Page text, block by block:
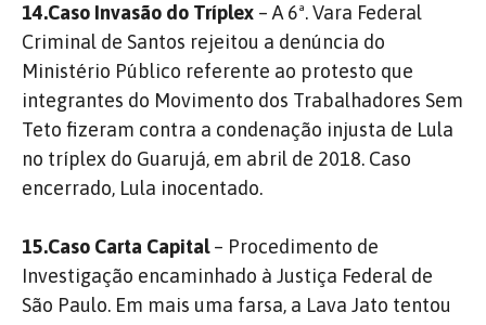
14.Caso Invasão do Tríplex – A 6ª. Vara Federal
Criminal de Santos rejeitou a denúncia do
Ministério Público referente ao protesto que
integrantes do Movimento dos Trabalhadores Sem
Teto fizeram contra a condenação injusta de Lula
no tríplex do Guarujá, em abril de 2018. Caso
encerrado, Lula inocentado.
15.Caso Carta Capital– Procedimento de
Investigação encaminhado à Justiça Federal de
São Paulo. Em mais uma farsa, a Lava Jato tentou